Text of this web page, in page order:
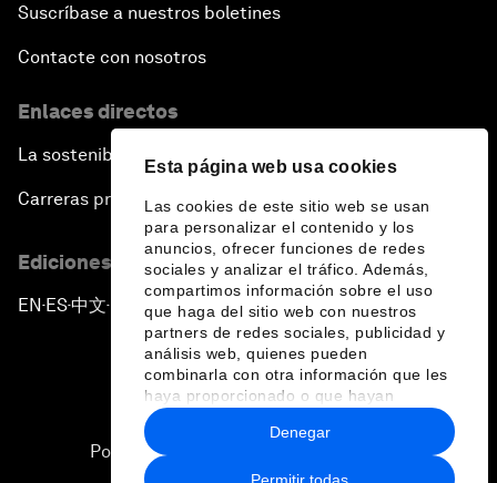
Esta página web usa cookies
Las cookies de este sitio web se usan
para personalizar el contenido y los
anuncios, ofrecer funciones de redes
sociales y analizar el tráfico. Además,
compartimos información sobre el uso
que haga del sitio web con nuestros
partners de redes sociales, publicidad y
análisis web, quienes pueden
combinarla con otra información que les
haya proporcionado o que hayan
recopilado a partir del uso que haya
hecho de sus servicios.
Permitir todas
Denegar
Suscríbase a nuestros boletines
Contacte con nosotros
Enlaces directos
La sostenibilidad en el Foro
Carreras profesionales
Ediciones en otros idiomas
EN ▪ES▪中文▪ 日本語
Política de privacidad y normas de uso